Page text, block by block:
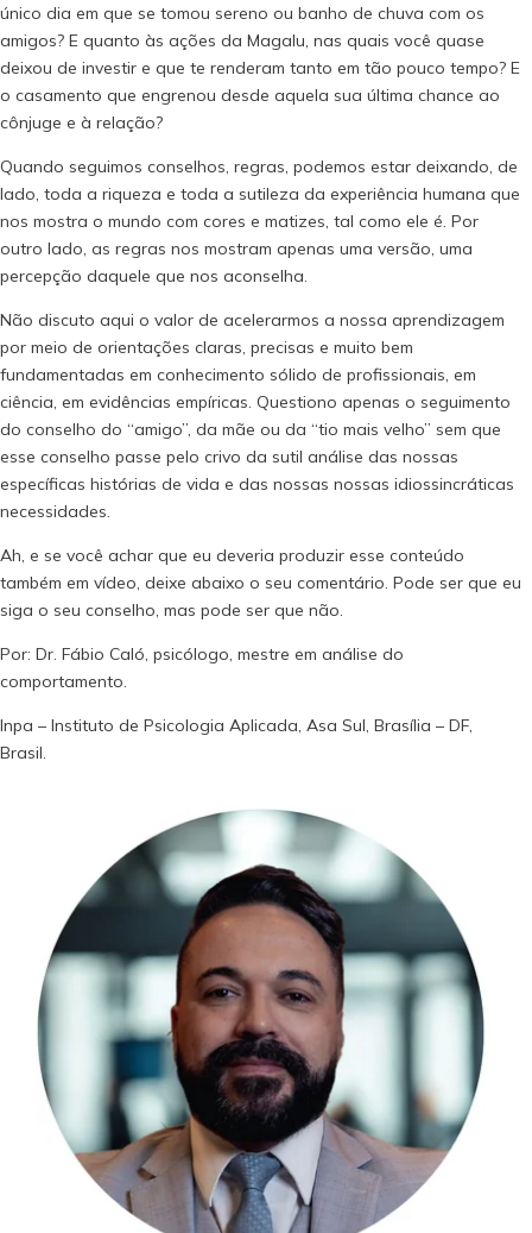
único dia em que se tomou sereno ou banho de chuva com os
amigos? E quanto às ações da Magalu, nas quais você quase
deixou de investir e que te renderam tanto em tão pouco tempo? E
o casamento que engrenou desde aquela sua última chance ao
cônjuge e à relação? ⠀
Quando seguimos conselhos, regras, podemos estar deixando, de
lado, toda a riqueza e toda a sutileza da experiência humana que
nos mostra o mundo com cores e matizes, tal como ele é. Por
outro lado, as regras nos mostram apenas uma versão, uma
percepção daquele que nos aconselha. ⠀
Não discuto aqui o valor de acelerarmos a nossa aprendizagem
por meio de orientações claras, precisas e muito bem
fundamentadas em conhecimento sólido de profissionais, em
ciência, em evidências empíricas. Questiono apenas o seguimento
do conselho do “amigo”, da mãe ou da “tio mais velho” sem que
esse conselho passe pelo crivo da sutil análise das nossas
específicas histórias de vida e das nossas nossas idiossincráticas
necessidades. ⠀
Ah, e se você achar que eu deveria produzir esse conteúdo
também em vídeo, deixe abaixo o seu comentário. Pode ser que eu
siga o seu conselho, mas pode ser que não.
Por: Dr. Fábio Caló, psicólogo, mestre em análise do
comportamento.
Inpa – Instituto de Psicologia Aplicada, Asa Sul, Brasília – DF,
Brasil.